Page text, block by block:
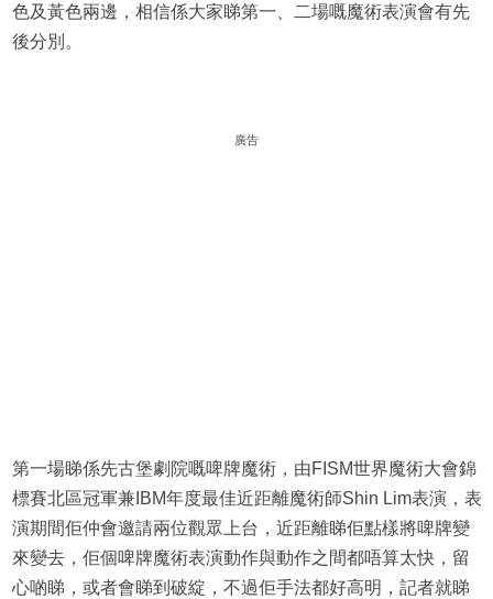
色及黃色兩邊，相信係大家睇第一、二場嘅魔術表演會有先
後分別。
廣告
第一場睇係先古堡劇院嘅啤牌魔術，由FISM世界魔術大會錦
標賽北區冠軍兼IBM年度最佳近距離魔術師Shin Lim表演，表
演期間佢仲會邀請兩位觀眾上台，近距離睇佢點樣將啤牌變
來變去，佢個啤牌魔術表演動作與動作之間都唔算太快，留
心啲睇，或者會睇到破綻，不過佢手法都好高明，記者就睇